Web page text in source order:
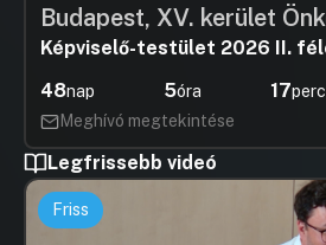
Budapest, XV. kerület
Képviselő-testület 2026 II.
48nap 5óra 17perc
Meghívó megtekintése
Legfrissebb videó
Friss